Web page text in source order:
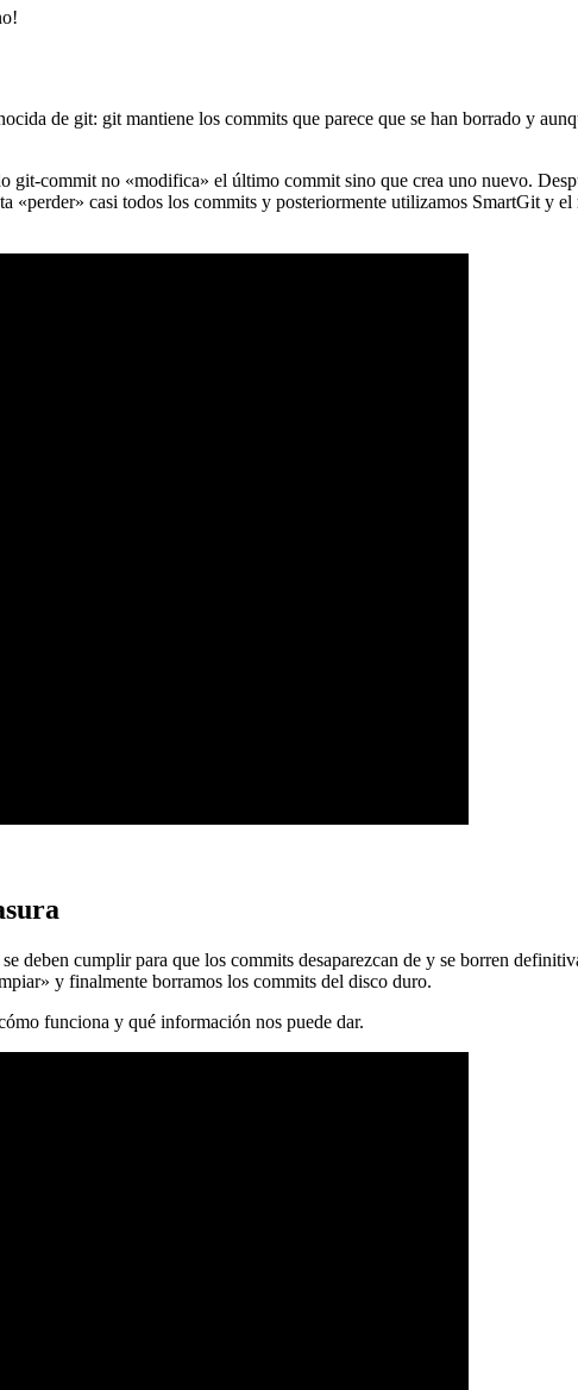
de git: git mantiene los commits que parece que se han borrado y
commit no «modifica» el último commit sino que crea uno nuevo.
«perder» casi todos los commits y posteriormente utilizamos SmartGit y
deben cumplir para que los commits desaparezcan de y se borren
y finalmente borramos los commits del disco duro.
funciona y qué información nos puede dar.